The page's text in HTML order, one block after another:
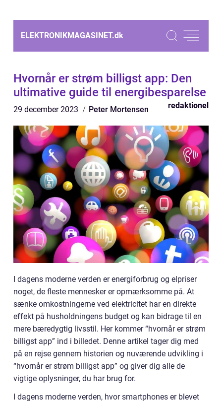
ELEKTRONIKMAGASINET.dk
Hvornår er strøm billigst app: Den
ultimative guide til energibesparelse
29 december 2023 Peter Mortensen redaktionel
I dagens moderne verden er energiforbrug og elpriser
noget, de fleste mennesker er opmærksomme på. At
sænke omkostningerne ved elektricitet har en direkte
effekt på husholdningens budget og kan bidrage til en
mere bæredygtig livsstil. Her kommer “hvornår er strøm
billigst app” ind i billedet. Denne artikel tager dig med
på en rejse gennem historien og nuværende udvikling i
“hvornår er strøm billigst app” og giver dig alle de
vigtige oplysninger, du har brug for.
I dagens moderne verden, hvor smartphones er blevet